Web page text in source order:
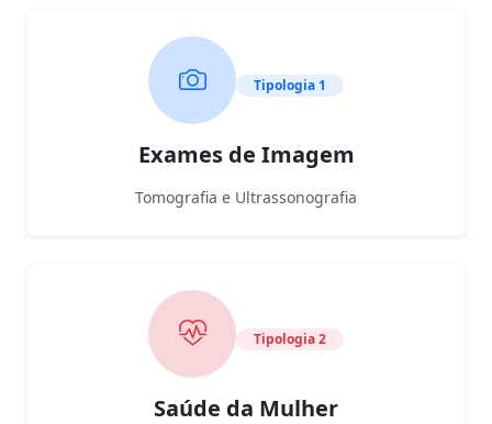
Tipologia 1
Exames de Imagem
Tomografia e Ultrassonografia
Tipologia 2
Saúde da Mulher